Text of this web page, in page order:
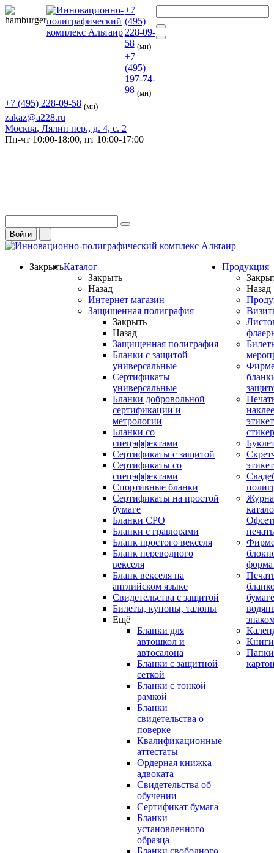
+7
(495)
228-09-
58 (мн)
+7
(495)
197-74-
98 (мн)
+7 (495) 228-09-58 (мн)
zakaz@a228.ru
Москва, Лялин пер., д. 4, с. 2
Пн-чт 10:00-18:00, пт 10:00-17:00
Войти
ЗакрытьКаталог
Закрыть
Назад
Интернет магазин
Защищенная полиграфия
Закрыть
Назад
Защищенная полиграфия
Бланки с защитой
универсальные
Сертификаты
универсальные
Бланки добровольной
сертификации и
метрологии
Бланки со
спецэффектами
Сертификаты с защитой
Сертификаты со
спецэффектами
Спортивные бланки
Cертификаты на простой
бумаге
Бланки СРО
Бланки с гравюрами
Бланк простого векселя
Бланк переводного
векселя
Бланк векселя на
английском языке
Свидетельства с защитой
Билеты, купоны, талоны
Ещё
Бланки для
автошкол и
автосалона
Бланки с защитной
сеткой
Бланки с тонкой
рамкой
Бланки
свидетельства о
поверке
Квалификационные
аттестаты
Ордерная книжка
адвоката
Свидетельства об
обучении
Сертификат бумага
Бланки
установленного
образца
Бланки свободного
Продукция
Назад
печать
Книги
Папки